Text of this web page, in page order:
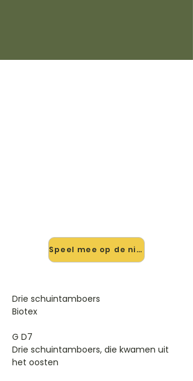
Speel mee op de nieuwe site →
Drie schuintamboers
Biotex
G D7
Drie schuintamboers, die kwamen uit
het oosten